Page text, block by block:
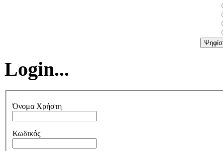
Login...
Όνομα Χρήστη
Κωδικός